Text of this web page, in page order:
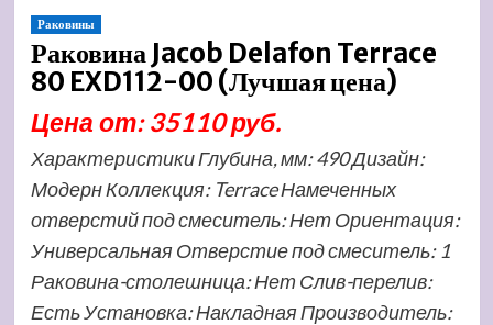
Раковины
Раковина Jacob Delafon Terrace
80 EXD112-00 (Лучшая цена)
Цена от: 35110 руб.
Характеристики Глубина, мм: 490 Дизайн:
Модерн Коллекция: Terrace Намеченных
отверстий под смеситель: Нет Ориентация:
Универсальная Отверстие под смеситель: 1
Раковина-столешница: Нет Слив-перелив:
Есть Установка: Накладная Производитель: